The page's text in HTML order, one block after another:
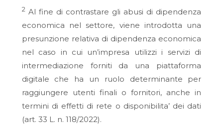
2Al fine di contrastare gli abusi di dipendenza
economica nel settore, viene introdotta una
presunzione relativa di dipendenza economica
nel caso in cui un’impresa utilizzi i servizi di
intermediazione forniti da una piattaforma
digitale che ha un ruolo determinante per
raggiungere utenti finali o fornitori, anche in
termini di effetti di rete o disponibilita’ dei dati
(art. 33 L. n. 118/2022).